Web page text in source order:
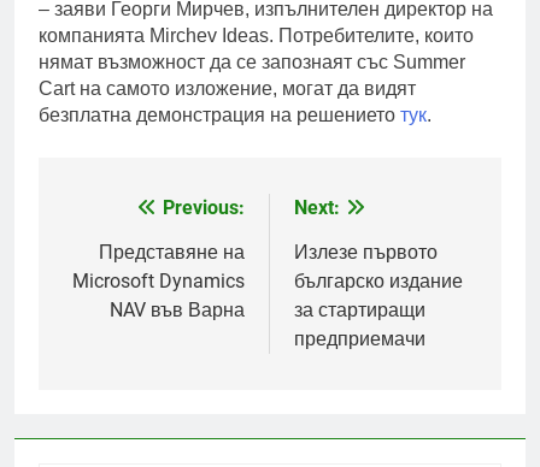
– заяви Георги Мирчев, изпълнителен директор на
компанията Mirchev Ideas. Потребителите, които
нямат възможност да се запознаят със Summer
Cart на самото изложение, могат да видят
безплатна демонстрация на решението тук.
navigation
Previous:
Представяне на
Microsoft Dynamics
NAV във Варна
Next:
Излезе първото
българско издание
за стартиращи
предприемачи